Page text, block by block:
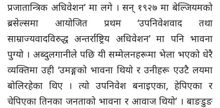
प्रजातान्त्रिक अधिवेशन’ मा लगे । सन् १९२७ मा बेल्जियमको
ब्रसेल्समा आयोजित प्रथम ‘उपनिवेशवाद तथा
साम्राज्यवादविरुद्ध अन्तर्राष्ट्रिय अधिवेशन’ मा पनि भावना
पुग्यो । अब्दुलगानीले पछि यी सम्मेलनहरूमा भेला भएको धेरै
व्यक्तिमा उही ‘उमङ्गको भावना थियो र उनीहरू एउटै लयमा
बोलिरहेका थिए । त्यो उपनिवेश बनाइएका, हेपिएका र
चेपिएका तिनका जनताको भावना र आवाज थियो’ । बाङडुङ